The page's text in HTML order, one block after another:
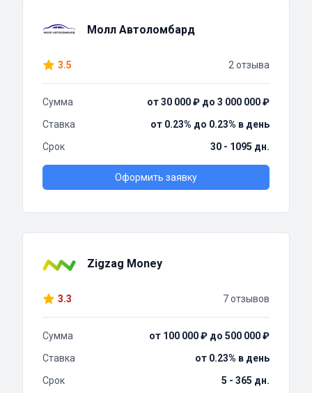
Молл Автоломбард
3.5 2 отзыва
Сумма
от 30 000 ₽ до 3 000 000 ₽
Ставка
от 0.23% до 0.23% в день
Срок
30 - 1095 дн.
Оформить заявку
Zigzag Money
3.3 7 отзывов
Сумма
от 100 000 ₽ до 500 000 ₽
Ставка
от 0.23% в день
Срок
5 - 365 дн.